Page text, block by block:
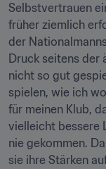
Selbstvertrauen
früher ziemlich
der
Druck seitens der
nicht so gut
spielen, wie ich
für meinen Klub,
vielleicht bessere
nie gekommen.
sie ihre Stärken